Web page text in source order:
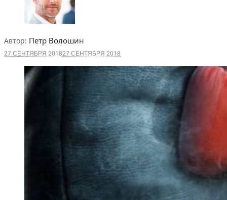
Автор: Петр Волошин
27 СЕНТЯБРЯ 201827 СЕНТЯБРЯ 2018